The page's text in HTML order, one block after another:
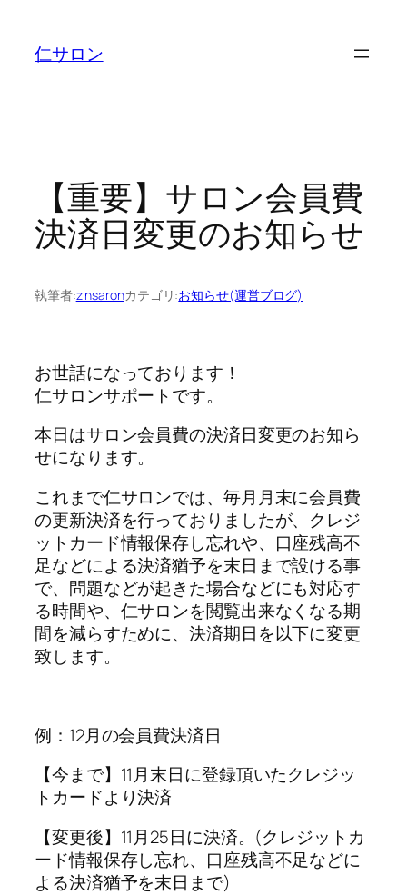
仁サロン
【重要】サロン会員費
決済日変更のお知らせ
執筆者:zinsaronカテゴリ:お知らせ(運営ブログ)
お世話になっております！
仁サロンサポートです。
本日はサロン会員費の決済日変更のお知ら
せになります。
これまで仁サロンでは、毎月月末に会員費
の更新決済を行っておりましたが、クレジ
ットカード情報保存し忘れや、口座残高不
足などによる決済猶予を末日まで設ける事
で、問題などが起きた場合などにも対応す
る時間や、仁サロンを閲覧出来なくなる期
間を減らすために、決済期日を以下に変更
致します。
例：12月の会員費決済日
【今まで】11月末日に登録頂いたクレジッ
トカードより決済
【変更後】11月25日に決済。(クレジットカ
ード情報保存し忘れ、口座残高不足などに
よる決済猶予を末日まで)